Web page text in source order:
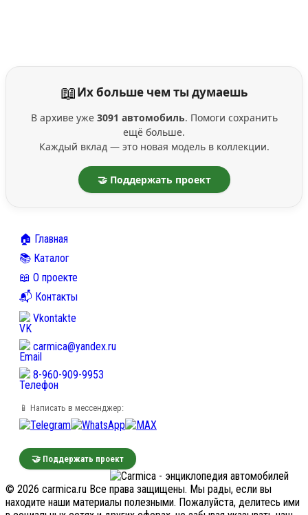
📖Их больше чем ты думаешь
В архиве уже 3091 автомобиль. Помоги сохранить
ещё больше.
Каждый вклад — это новая модель в коллекции.
🤝 Поддержать проект
🏠 Главная
📚 Каталог
📖 О проекте
📬 Контакты
Vkontakte
carmica@yandex.ru
8-960-909-9953
📱 Написать в мессенджер:
🤝 Поддержать проект
© 2026 carmica.ru Все права защищены. Мы рады, если вы
находите наши материалы полезными. Пожалуйста, делитесь ими